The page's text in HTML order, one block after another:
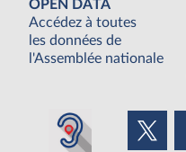
OPEN DATA
Accédez à toutes
les données de
l'Assemblée nationale